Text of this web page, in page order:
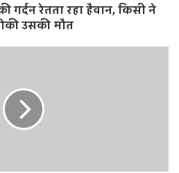
रेतता रहा हैवान, किसी ने
उसकी मौत